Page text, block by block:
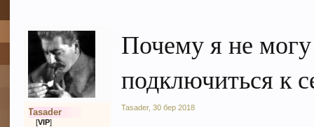
Tasader
[VIP]
Почему я не
подключиться к
Tasader,30 бер 2018